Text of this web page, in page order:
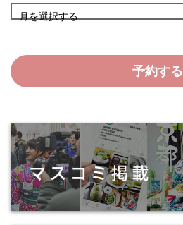
月を選択する
予約する